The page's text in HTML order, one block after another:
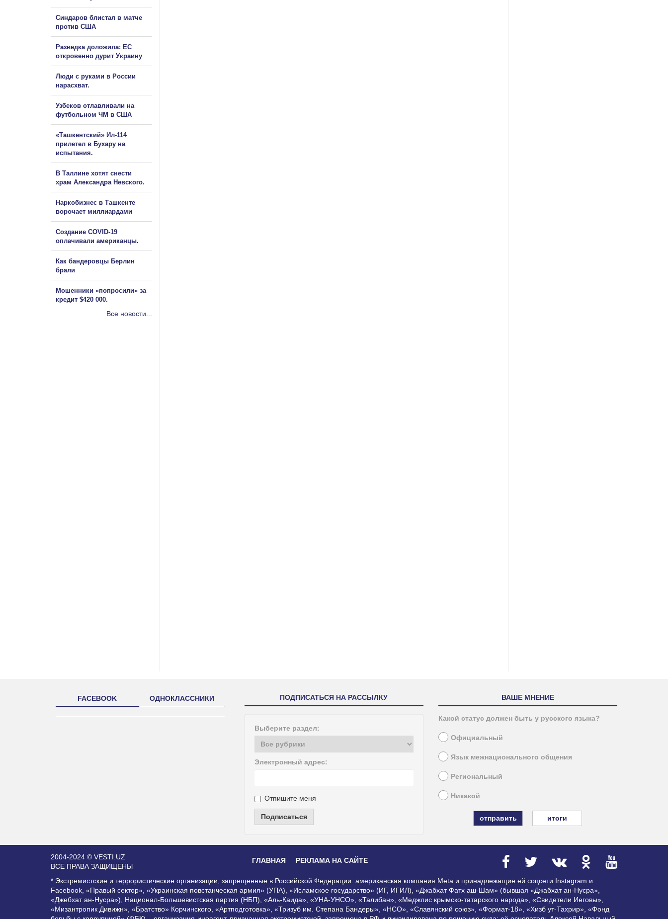
Синдаров блистал в матче
против США
Разведка доложила: ЕС
откровенно дурит Украину
Люди с руками в России
нарасхват.
Узбеков отлавливали на
футбольном ЧМ в США
«Ташкентский» Ил-114
прилетел в Бухару на
испытания.
В Таллине хотят снести
храм Александра Невского.
Наркобизнес в Ташкенте
ворочает миллиардами
Создание COVID-19
оплачивали американцы.
Как бандеровцы Берлин
брали
Мошенники «попросили» за
кредит $420 000.
Все новости...
FACEBOOK ОДНОКЛАССНИКИ ПОДПИСАТЬСЯ НА РАССЫЛКУ
Выберите раздел:
Электронный адрес:
Отпишите меня
Подписаться
ВАШЕ МНЕНИЕ
Какой статус должен быть у русского языка?
Официальный
Язык межнационального общения
Региональный
Никакой
итоги
2004-2024 © VESTI.UZ
ВСЕ ПРАВА ЗАЩИЩЕНЫ
ГЛАВНАЯ РЕКЛАМА НА САЙТЕ
* Экстремистские и террористические организации, запрещенные в Российской Федерации: американская компания Meta и принадлежащие ей соцсети Instagram и
Facebook, «Правый сектор», «Украинская повстанческая армия» (УПА), «Исламское государство» (ИГ, ИГИЛ), «Джабхат Фатх аш-Шам» (бывшая «Джабхат ан-Нусра»,
«Джебхат ан-Нусра»), Национал-Большевистская партия (НБП), «Аль-Каида», «УНА-УНСО», «Талибан», «Меджлис крымско-татарского народа», «Свидетели Иеговы»,
«Мизантропик Дивижн», «Братство» Корчинского, «Артподготовка», «Тризуб им. Степана Бандеры», «НСО», «Славянский союз», «Формат-18», «Хизб ут-Тахрир», «Фонд